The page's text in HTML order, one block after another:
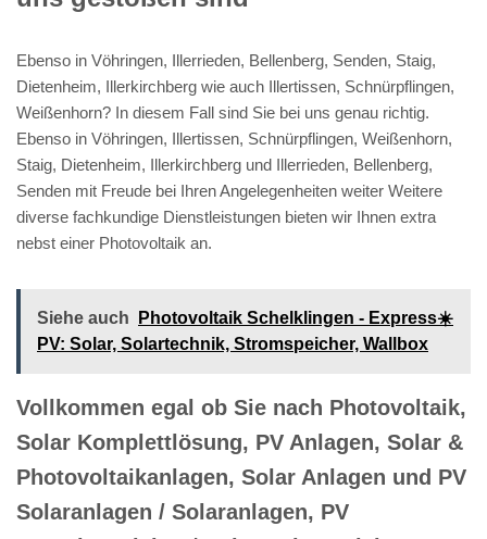
Ebenso in Vöhringen, Illerrieden, Bellenberg, Senden, Staig,
Dietenheim, Illerkirchberg wie auch Illertissen, Schnürpflingen,
Weißenhorn? In diesem Fall sind Sie bei uns genau richtig.
Ebenso in Vöhringen, Illertissen, Schnürpflingen, Weißenhorn,
Staig, Dietenheim, Illerkirchberg und Illerrieden, Bellenberg,
Senden mit Freude bei Ihren Angelegenheiten weiter Weitere
diverse fachkundige Dienstleistungen bieten wir Ihnen extra
nebst einer Photovoltaik an.
Siehe auch
Photovoltaik Schelklingen - Express☀️
PV️: Solar, Solartechnik, Stromspeicher, Wallbox
Vollkommen egal ob Sie nach Photovoltaik,
Solar Komplettlösung, PV Anlagen, Solar &
Photovoltaikanlagen, Solar Anlagen und PV
Solaranlagen / Solaranlagen, PV